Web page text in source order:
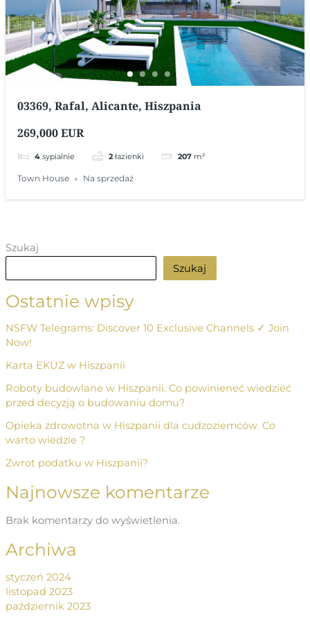
03369, Rafal, Alicante, Hiszpania
269,000 EUR
4 sypialnie 2 łazienki 207 m²
Town House Na sprzedaż
Szukaj
Szukaj
Ostatnie wpisy
NSFW Telegrams: Discover 10 Exclusive Channels ✓ Join
Now!
Karta EKUZ w Hiszpanii
Roboty budowlane w Hiszpanii. Co powinieneć wiedzieć
przed decyzją o budowaniu domu?
Opieka zdrowotna w Hiszpanii dla cudzoziemców. Co
warto wiedzie ?
Zwrot podatku w Hiszpanii?
Najnowsze komentarze
Brak komentarzy do wyświetlenia.
Archiwa
styczeń 2024
listopad 2023
październik 2023